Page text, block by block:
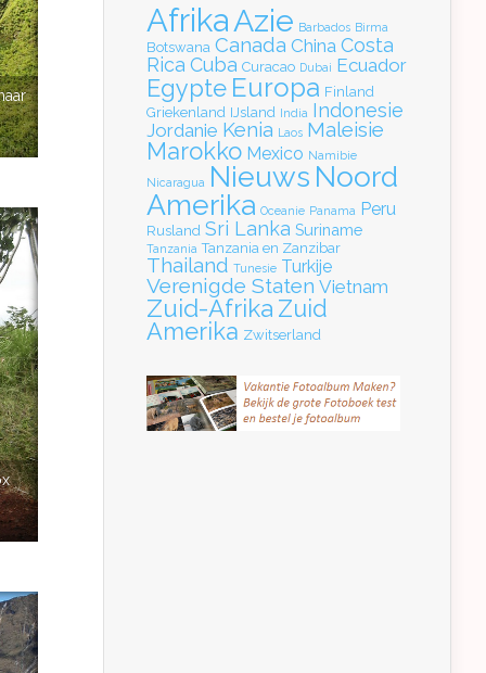
AfrikaAzie Barbados Birma
Botswana Canada China Costa
Rica Cuba Curacao Dubai Ecuador
Egypte Europa Finland
Griekenland IJsland India Indonesie
Jordanie Kenia Laos Maleisie
Marokko Mexico Namibie
Nicaragua Nieuws Noord
Amerika Oceanie Panama Peru
Rusland Sri Lanka Suriname
Tanzania Tanzania en Zanzibar
Thailand Tunesie Turkije
Verenigde Staten Vietnam
Zuid-Afrika Zuid
Amerika Zwitserland